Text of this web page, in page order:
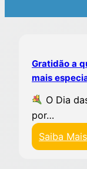
Gratidão a
mais
O Dia
por…
Saiba